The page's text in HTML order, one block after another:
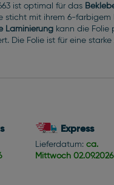
ist optimal für das
sticht mit ihrem 6-
Laminierungkann die Folie
Die Folie ist für eine
Express
Lieferdatum: ca.
Mittwoch 02.09.2026